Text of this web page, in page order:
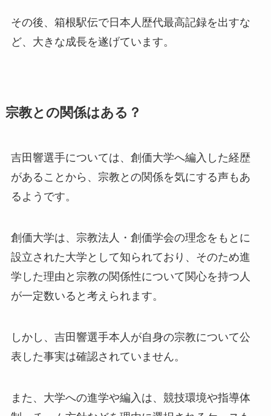
その後、箱根駅伝で日本人歴代最高記録を出すな
ど、大きな成長を遂げています。
宗教との関係はある？
吉田響選手については、創価大学へ編入した経歴
があることから、宗教との関係を気にする声もあ
るようです。
創価大学は、宗教法人・創価学会の理念をもとに
設立された大学として知られており、そのため進
学した理由と宗教の関係性について関心を持つ人
が一定数いると考えられます。
しかし、吉田響選手本人が自身の宗教について公
表した事実は確認されていません。
また、大学への進学や編入は、競技環境や指導体